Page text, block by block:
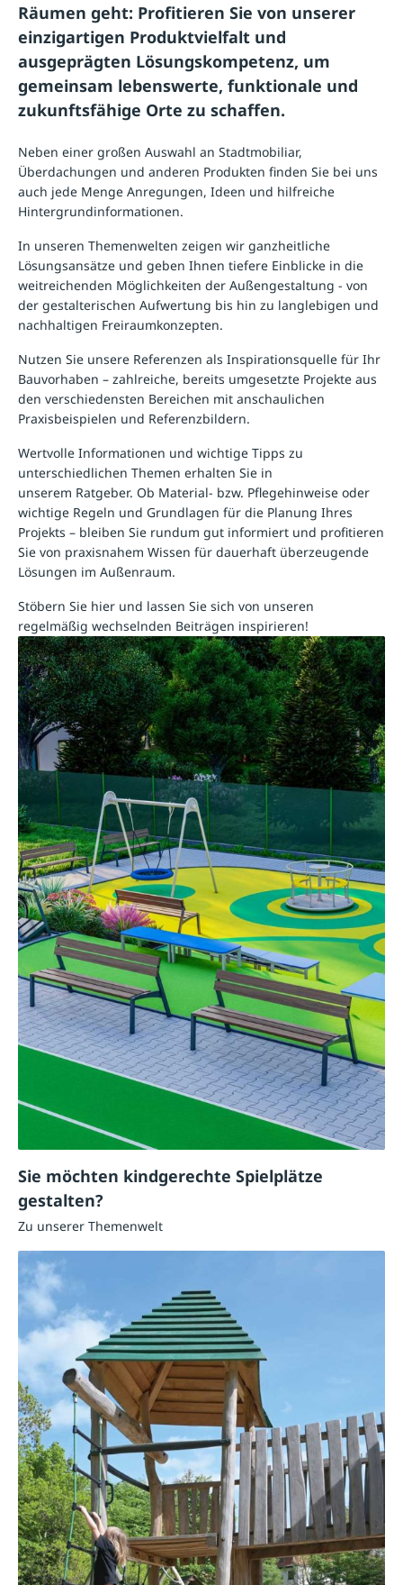
Räumen geht: Profitieren Sie von unserer
einzigartigen Produktvielfalt und
ausgeprägten Lösungskompetenz, um
gemeinsam lebenswerte, funktionale und
zukunftsfähige Orte zu schaffen.
Neben einer großen Auswahl an Stadtmobiliar,
Überdachungen und anderen Produkten finden Sie bei uns
auch jede Menge Anregungen, Ideen und hilfreiche
Hintergrundinformationen.
In unseren Themenwelten zeigen wir ganzheitliche
Lösungsansätze und geben Ihnen tiefere Einblicke in die
weitreichenden Möglichkeiten der Außengestaltung - von
der gestalterischen Aufwertung bis hin zu langlebigen und
nachhaltigen Freiraumkonzepten.
Nutzen Sie unsere Referenzen als Inspirationsquelle für Ihr
Bauvorhaben – zahlreiche, bereits umgesetzte Projekte aus
den verschiedensten Bereichen mit anschaulichen
Praxisbeispielen und Referenzbildern.
Wertvolle Informationen und wichtige Tipps zu
unterschiedlichen Themen erhalten Sie in
unserem Ratgeber. Ob Material- bzw. Pflegehinweise oder
wichtige Regeln und Grundlagen für die Planung Ihres
Projekts – bleiben Sie rundum gut informiert und profitieren
Sie von praxisnahem Wissen für dauerhaft überzeugende
Lösungen im Außenraum.
Stöbern Sie hier und lassen Sie sich von unseren
regelmäßig wechselnden Beiträgen inspirieren!
Sie möchten kindgerechte Spielplätze
gestalten?
Zu unserer Themenwelt